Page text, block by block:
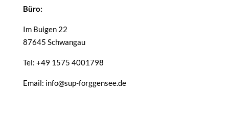
Büro:
Im Buigen 22
87645 Schwangau
Tel: +49 1575 4001798
Email: info@sup-forggensee.de